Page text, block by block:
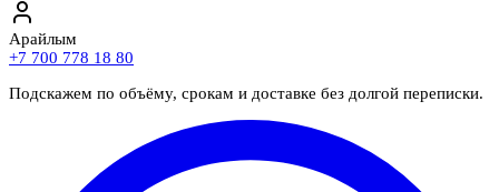
Арайлым
+7 700 778 18 80
Подскажем по объёму, срокам и доставке без долгой переписки.